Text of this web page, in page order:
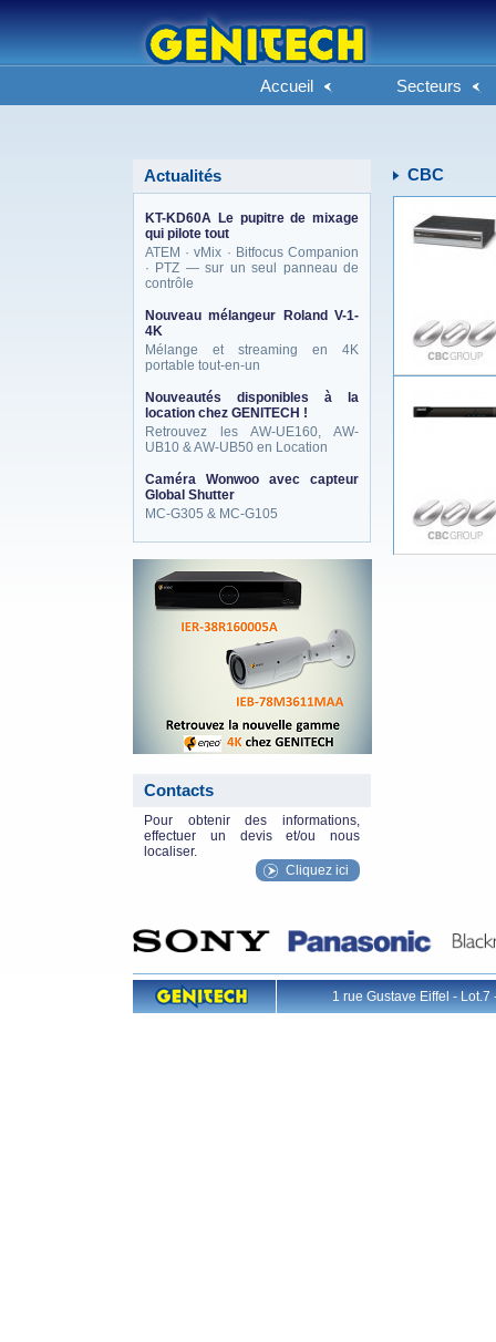
Accueil Secteurs
Actualités
KT-KD60A Le pupitre de mixage
qui pilote tout
ATEM · vMix · Bitfocus Companion
· PTZ — sur un seul panneau de
contrôle
Nouveau mélangeur Roland V-1-
4K
Mélange et streaming en 4K
portable tout-en-un
Nouveautés disponibles à la
location chez GENITECH !
Retrouvez les AW-UE160, AW-
UB10 & AW-UB50 en Location
Caméra Wonwoo avec capteur
Global Shutter
MC-G305 & MC-G105
Contacts
Pour obtenir des informations,
effectuer un devis et/ou nous
localiser.
Cliquez ici
CBC
1 rue Gustave Eiffel -